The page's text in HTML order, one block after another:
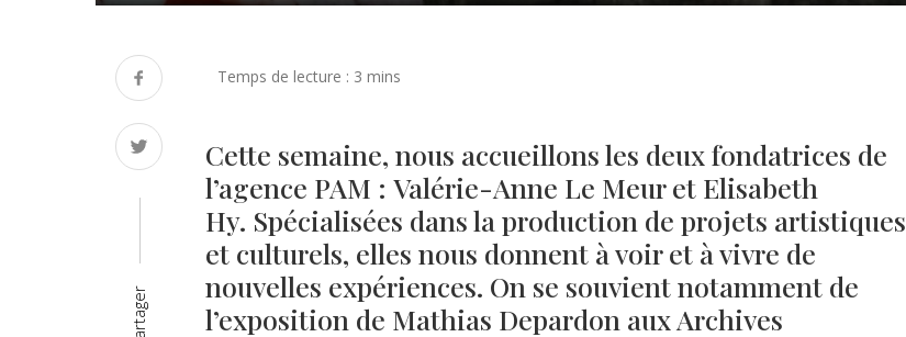
Partager
Cette semaine, nous accueillons les deux fondatrices de
l’agence PAM : Valérie-Anne Le Meur et Elisabeth
Hy. Spécialisées dans la production de projets artistiques
et culturels, elles nous donnent à voir et à vivre de
nouvelles expériences. On se souvient notamment de
l’exposition de Mathias Depardon aux Archives